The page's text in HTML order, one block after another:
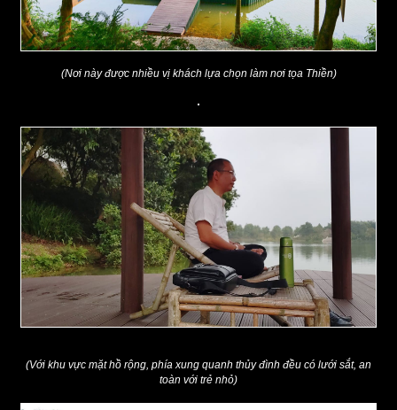
(Nơi này được nhiều vị khách lựa chọn làm nơi tọa Thiền)
(Với khu vực mặt hồ rộng, phía xung quanh thủy đình đều có lưới sắt, an
toàn với trẻ nhỏ)